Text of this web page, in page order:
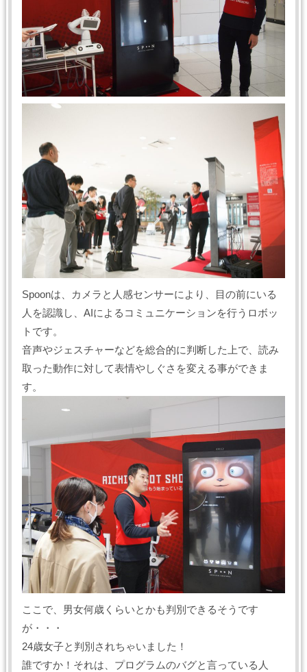
Spoonは、カメラと人感センサーにより、目の前にいる
人を認識し、AIによるコミュニケーションを行うロボッ
トです。
音声やジェスチャーなどを総合的に判断した上で、読み
取った動作に対して表情やしぐさを変える事ができま
す。
ここで、男女何歳くらいとかも判別できるそうです
が・・・
24歳女子と判別されちゃいました！
誰ですか！それは、プログラムのバグと言っている人